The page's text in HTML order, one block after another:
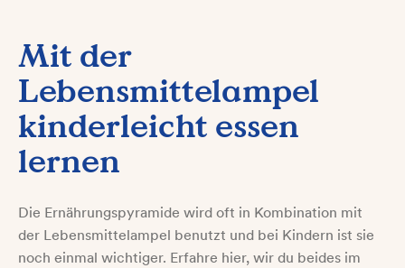
Mit der
Lebensmittelampel
kinderleicht essen
lernen
Die Ernährungspyramide wird oft in Kombination mit
der Lebensmittelampel benutzt und bei Kindern ist sie
noch einmal wichtiger. Erfahre hier, wir du beides im